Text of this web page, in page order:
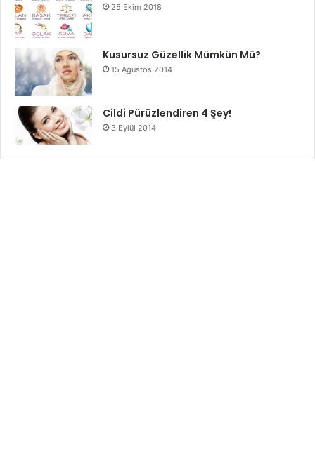
25 Ekim 2018
Kusursuz Güzellik Mümkün Mü?
15 Ağustos 2014
Cildi Pürüzlendiren 4 Şey!
3 Eylül 2014